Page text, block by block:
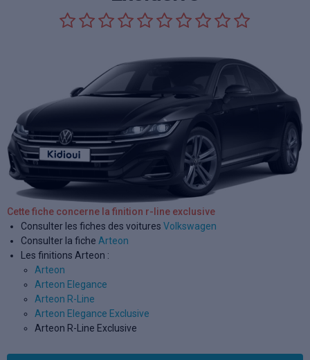
Cette fiche concerne la finition r-line exclusive
Consulter les fiches des voitures Volkswagen
Consulter la fiche Arteon
Les finitions Arteon :
Arteon
Arteon Elegance
Arteon R-Line
Arteon Elegance Exclusive
Arteon R-Line Exclusive